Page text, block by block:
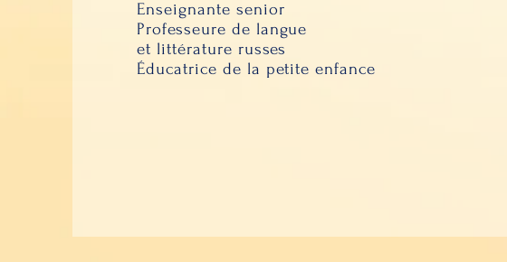
Enseignante senior
Professeure de langue
et littérature russes
Éducatrice de la petite enfance